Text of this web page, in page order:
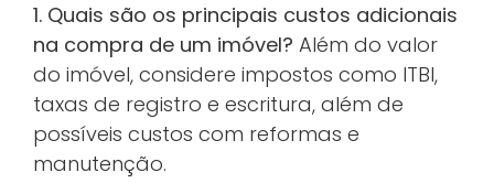
1. Quais são os principais custos adicionais
na compra de um imóvel? Além do valor
do imóvel, considere impostos como ITBI,
taxas de registro e escritura, além de
possíveis custos com reformas e
manutenção.